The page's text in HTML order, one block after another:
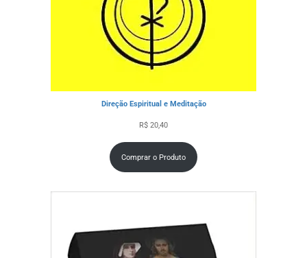
Direção Espiritual e Meditação
R$ 20,40
Comprar o Produto